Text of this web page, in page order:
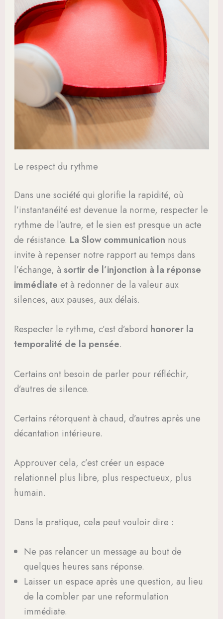
Le respect du rythme
Dans une société qui glorifie la rapidité, où
l’instantanéité est devenue la norme, respecter le
rythme de l’autre, et le sien est presque un acte
de résistance. La Slow communication nous
invite à repenser notre rapport au temps dans
l’échange, à sortir de l’injonction à la réponse
immédiate et à redonner de la valeur aux
silences, aux pauses, aux délais.
Respecter le rythme, c’est d’abord honorer la
temporalité de la pensée.
Certains ont besoin de parler pour réfléchir,
d’autres de silence.
Certains rétorquent à chaud, d’autres après une
décantation intérieure.
Approuver cela, c’est créer un espace
relationnel plus libre, plus respectueux, plus
humain.
Dans la pratique, cela peut vouloir dire :
Ne pas relancer un message au bout de
quelques heures sans réponse.
Laisser un espace après une question, au lieu
de la combler par une reformulation
immédiate.